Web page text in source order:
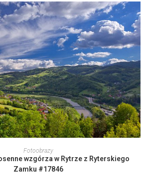
350,00 zł
WYBIERZ OPCJE
produkt
ma
wiele
wariantów.
Fotoobrazy
wzgórza w Rytrze z Ryterskiego
Zamku #17846